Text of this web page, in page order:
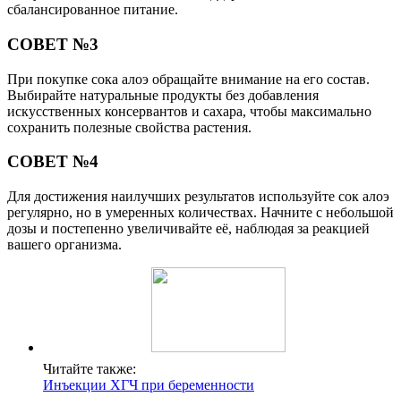
сбалансированное питание.
СОВЕТ №3
При покупке сока алоэ обращайте внимание на его состав.
Выбирайте натуральные продукты без добавления
искусственных консервантов и сахара, чтобы максимально
сохранить полезные свойства растения.
СОВЕТ №4
Для достижения наилучших результатов используйте сок алоэ
регулярно, но в умеренных количествах. Начните с небольшой
дозы и постепенно увеличивайте её, наблюдая за реакцией
вашего организма.
Читайте также:
Инъекции ХГЧ при беременности